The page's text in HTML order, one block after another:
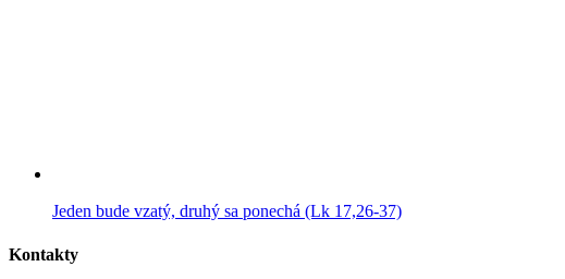
Jeden bude vzatý, druhý sa ponechá (Lk 17,26-37)
Kontakty